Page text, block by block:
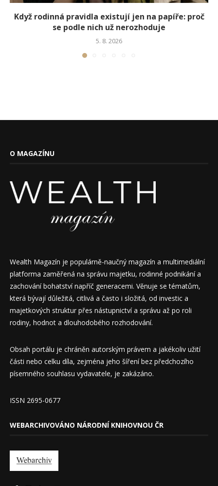
Když rodinná pravidla existují jen na papíře: proč
se podle nich už nerozhoduje
5. 8. 2026
O MAGAZÍNU
Wealth Magazín je populárně-naučný magazín a multimediální
platforma zaměřená na správu majetku, rodinné podnikání a
zachování bohatství napříč generacemi. Věnuje se tématům,
která bývají důležitá, citlivá a často i složitá, od investic a
majetkových struktur přes nástupnictví a správu až po roli
rodiny, hodnot a dlouhodobého rozhodování.
Obsah portálu je chráněn autorským právem a jakékoliv užití
části nebo celku díla, zejména jeho šíření bez předchozího
písemného souhlasu vydavatele, je zakázáno.
ISSN 2695-0677
WEBARCHIVOVÁNO NÁRODNÍ KNIHOVNOU ČR